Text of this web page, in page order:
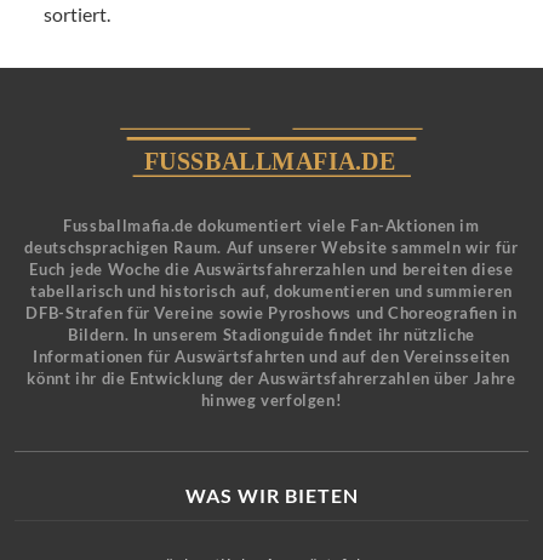
sortiert.
Fussballmafia.de dokumentiert viele Fan-Aktionen im
deutschsprachigen Raum. Auf unserer Website sammeln wir für
Euch jede Woche die Auswärtsfahrerzahlen und bereiten diese
tabellarisch und historisch auf, dokumentieren und summieren
DFB-Strafen für Vereine sowie Pyroshows und Choreografien in
Bildern. In unserem Stadionguide findet ihr nützliche
Informationen für Auswärtsfahrten und auf den Vereinsseiten
könnt ihr die Entwicklung der Auswärtsfahrerzahlen über Jahre
hinweg verfolgen!
WAS WIR BIETEN